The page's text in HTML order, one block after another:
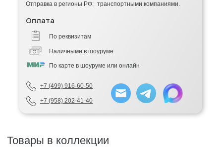
+7 (958) 202-41-40
+7 (499) 916-60-50
По реквизитам
Наличными в шоуруме
По карте в шоуруме или онлайн
Оплата
Отправка в регионы РФ: транспортными компаниями.